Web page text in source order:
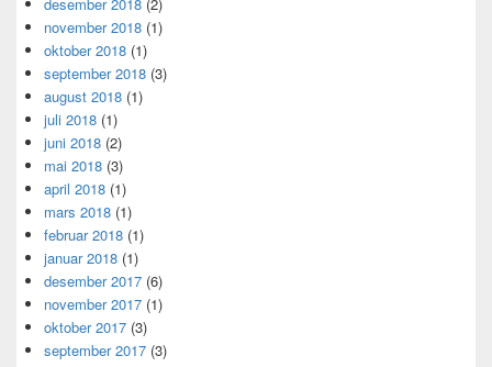
desember 2018 (2)
november 2018 (1)
oktober 2018 (1)
september 2018 (3)
august 2018 (1)
juli 2018 (1)
juni 2018 (2)
mai 2018 (3)
april 2018 (1)
mars 2018 (1)
februar 2018 (1)
januar 2018 (1)
desember 2017 (6)
november 2017 (1)
oktober 2017 (3)
september 2017 (3)